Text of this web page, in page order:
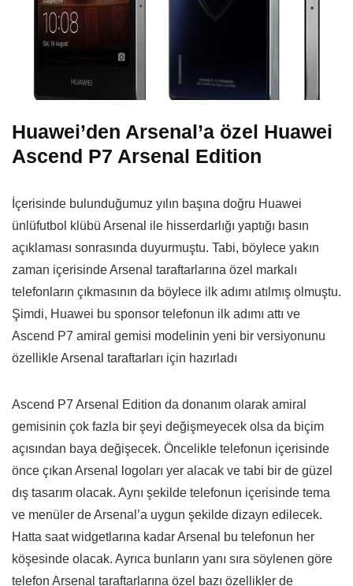
Huawei’den Arsenal’a özel Huawei
Ascend P7 Arsenal Edition
İçerisinde bulunduğumuz yılın başına doğru Huawei
ünlüfutbol klübü Arsenal ile hisserdarlığı yaptığı basın
açıklaması sonrasında duyurmuştu. Tabi, böylece yakın
zaman içerisinde Arsenal taraftarlarına özel markalı
telefonların çıkmasının da böylece ilk adımı atılmış olmuştu.
Şimdi, Huawei bu sponsor telefonun ilk adımı attı ve
Ascend P7 amiral gemisi modelinin yeni bir versiyonunu
özellikle Arsenal taraftarları için hazırladı
Ascend P7 Arsenal Edition da donanım olarak amiral
gemisinin çok fazla bir şeyi değişmeyecek olsa da biçim
açısından baya değişecek. Öncelikle telefonun içerisinde
önce çıkan Arsenal logoları yer alacak ve tabi bir de güzel
dış tasarım olacak. Aynı şekilde telefonun içerisinde tema
ve menüler de Arsenal’a uygun şekilde dizayn edilecek.
Hatta saat widgetlarına kadar Arsenal bu telefonun her
köşesinde olacak. Ayrıca bunların yanı sıra söylenen göre
telefon Arsenal taraftarlarına özel bazı özellikler de